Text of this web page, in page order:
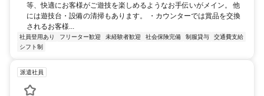
等、快適にお客様がご遊技を楽しめるようなお手伝いがメイン。 他
には遊技台・設備の清掃もあります。 ・カウンターでは賞品を交換
されるお客様...
社員登用あり フリーター歓迎 未経験者歓迎 社会保険完備 制服貸与
交通費支給
シフト制
派遣社員